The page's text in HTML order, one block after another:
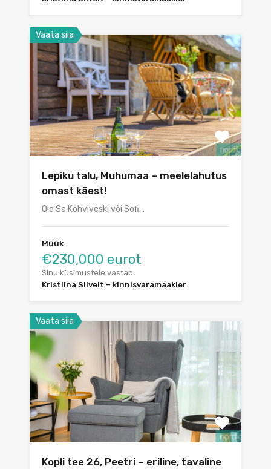
Vaata siia
Lepiku talu, Muhumaa – meelelahutus
omast käest!
Ole Sa Kohviveski või Sofi…
Müük
€230,000 eurot
Sinu küsimustele vastab
Kristiina Siivelt – kinnisvaramaakler
Vaata siia
Kopli tee 26, Peetri – eriline, tavaline